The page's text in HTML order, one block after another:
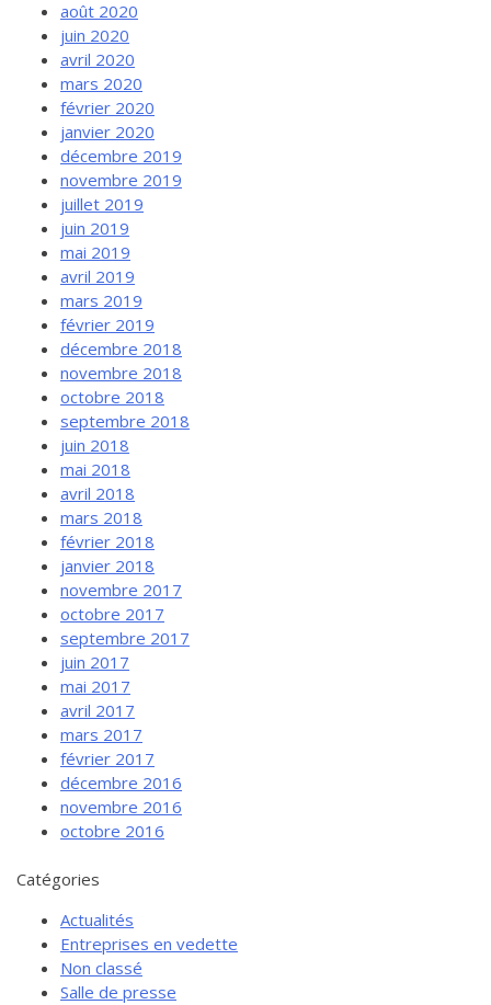
août 2020
juin 2020
avril 2020
mars 2020
février 2020
janvier 2020
décembre 2019
novembre 2019
juillet 2019
juin 2019
mai 2019
avril 2019
mars 2019
février 2019
décembre 2018
novembre 2018
octobre 2018
septembre 2018
juin 2018
mai 2018
avril 2018
mars 2018
février 2018
janvier 2018
novembre 2017
octobre 2017
septembre 2017
juin 2017
mai 2017
avril 2017
mars 2017
février 2017
décembre 2016
novembre 2016
octobre 2016
Catégories
Actualités
Entreprises en vedette
Non classé
Salle de presse